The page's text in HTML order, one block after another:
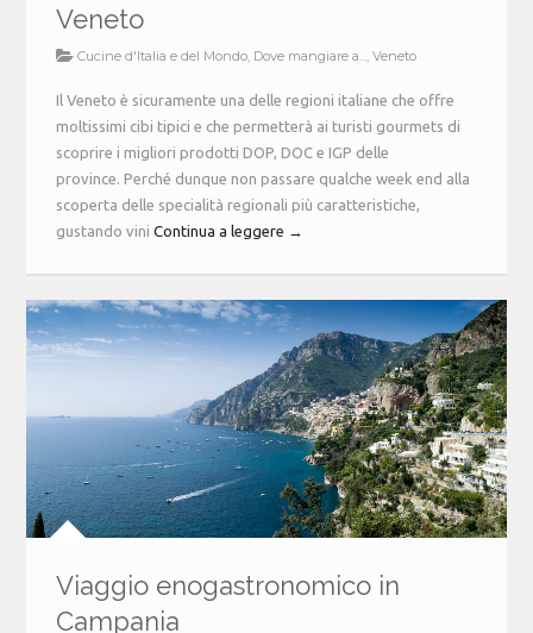
Veneto
Cucine d'Italia e del Mondo, Dove mangiare a...,Veneto
Il Veneto è sicuramente una delle regioni italiane che offre
moltissimi cibi tipici e che permetterà ai turisti gourmets di
scoprire i migliori prodotti DOP, DOC e IGP delle
province. Perché dunque non passare qualche week end alla
scoperta delle specialità regionali più caratteristiche,
gustando viniContinua a leggere →
Viaggio enogastronomico in
Campania